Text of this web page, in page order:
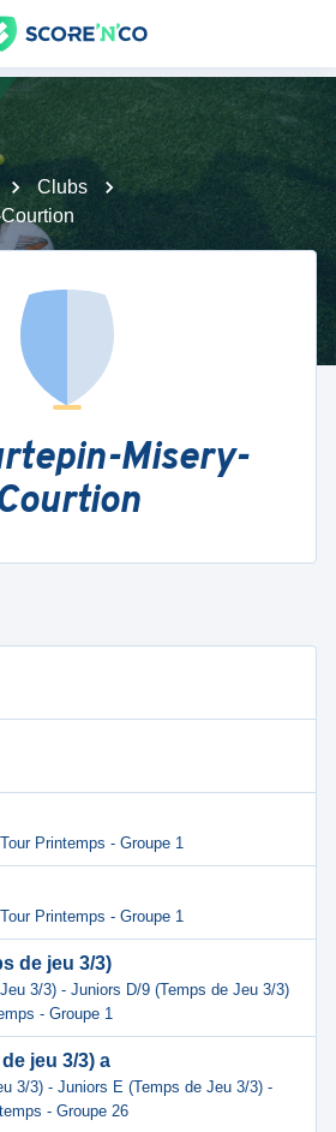
Clubs
Misery-
Printemps - Groupe 1
Printemps - Groupe 1
de jeu 3/3)
3/3) - Juniors D/9 (Temps de Jeu 3/3)
- Groupe 1
jeu 3/3) a
3/3) - Juniors E (Temps de Jeu 3/3) -
- Groupe 26